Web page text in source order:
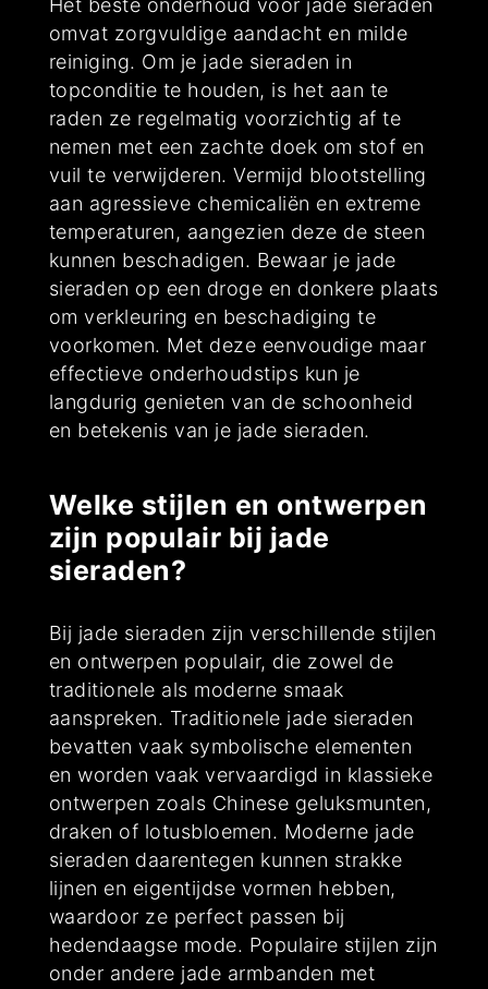
Het beste onderhoud voor jade sieraden
omvat zorgvuldige aandacht en milde
reiniging. Om je jade sieraden in
topconditie te houden, is het aan te
raden ze regelmatig voorzichtig af te
nemen met een zachte doek om stof en
vuil te verwijderen. Vermijd blootstelling
aan agressieve chemicaliën en extreme
temperaturen, aangezien deze de steen
kunnen beschadigen. Bewaar je jade
sieraden op een droge en donkere plaats
om verkleuring en beschadiging te
voorkomen. Met deze eenvoudige maar
effectieve onderhoudstips kun je
langdurig genieten van de schoonheid
en betekenis van je jade sieraden.
Welke stijlen en ontwerpen
zijn populair bij jade
sieraden?
Bij jade sieraden zijn verschillende stijlen
en ontwerpen populair, die zowel de
traditionele als moderne smaak
aanspreken. Traditionele jade sieraden
bevatten vaak symbolische elementen
en worden vaak vervaardigd in klassieke
ontwerpen zoals Chinese geluksmunten,
draken of lotusbloemen. Moderne jade
sieraden daarentegen kunnen strakke
lijnen en eigentijdse vormen hebben,
waardoor ze perfect passen bij
hedendaagse mode. Populaire stijlen zijn
onder andere jade armbanden met